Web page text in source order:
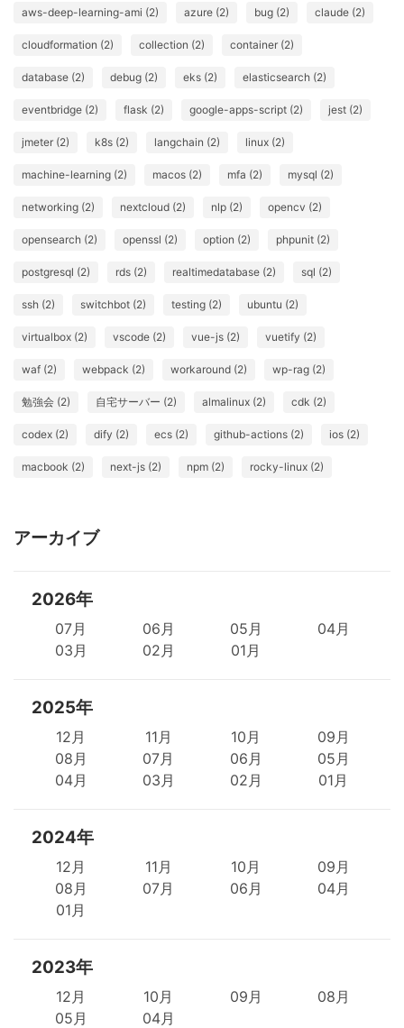
aws-deep-learning-ami (2) azure (2) bug (2) claude (2)
cloudformation (2) collection (2) container (2)
database (2) debug (2) eks (2) elasticsearch (2)
eventbridge (2) flask (2) google-apps-script (2) jest (2)
jmeter (2) k8s (2) langchain (2) linux (2)
machine-learning (2) macos (2) mfa (2) mysql (2)
networking (2) nextcloud (2) nlp (2) opencv (2)
opensearch (2) openssl (2) option (2) phpunit (2)
postgresql (2) rds (2) realtimedatabase (2) sql (2)
ssh (2) switchbot (2) testing (2) ubuntu (2)
virtualbox (2) vscode (2) vue-js (2) vuetify (2)
waf (2) webpack (2) workaround (2) wp-rag (2)
勉強会 (2) 自宅サーバー (2) almalinux (2) cdk (2)
codex (2) dify (2) ecs (2) github-actions (2) ios (2)
macbook (2) next-js (2) npm (2) rocky-linux (2)
アーカイブ
2026年
07月 06月 05月
04月
03月
02月 01月
2025年
12月 11月 10月
09月
08月
07月 06月
05月
04月
03月 02月 01月
2024年
12月 11月 10月
09月
08月
07月 06月
04月
01月
2023年
12月 10月 09月
08月
05月
04月